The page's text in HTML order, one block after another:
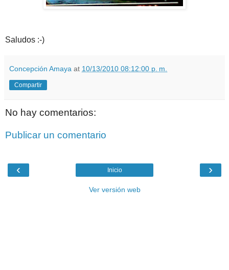
Saludos :-)
Concepción Amaya at 10/13/2010 08:12:00 p. m.
Compartir
No hay comentarios:
Publicar un comentario
‹ ›
Inicio
Ver versión web